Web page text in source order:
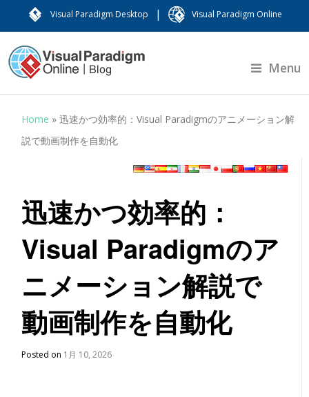
Visual Paradigm Desktop | Visual Paradigm Online
Menu
Home »迅速かつ効率的：Visual Paradigmのアニメーション解
説で動画制作を自動化
迅速かつ効率的：
Visual Paradigmのア
ニメーション解説で
動画制作を自動化
Posted on 1月 10, 2026